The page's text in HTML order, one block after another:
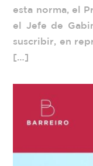
esta norma, el
el Jefe de
suscribir, en
[…]